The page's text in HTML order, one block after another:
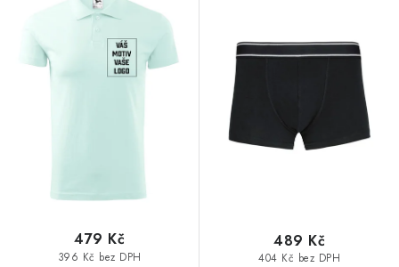
396 Kč bez DPH
479 Kč
404 Kč bez DPH
489 Kč